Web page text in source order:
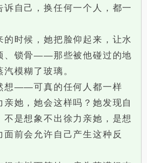
诉自己，换任何一个人，都一
时候，她把脸仰起来，让水
、锁骨——那些被他碰过的地
模糊了玻璃。
——可真的任何人都一样
亲她，她会这样吗？她发现自
不是想象不出徐力亲她，是想
面前会允许自己产生这种反